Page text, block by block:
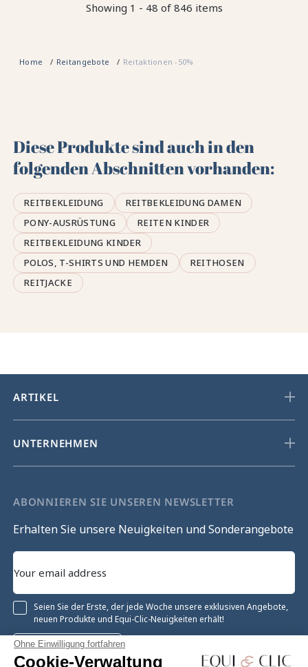
Ohne Einwilligung fortfahren
Cookie-Verwaltung
Showing 1 - 48 of 846 items
Home Reitangebote Reitaktionen -50%
Diese Produkte sind auch in den
folgenden Abschnitten vorhanden:
REITBEKLEIDUNG
REITBEKLEIDUNG DAMEN
PONY-AUSRÜSTUNG
REITEN KINDER
REITBEKLEIDUNG KINDER
POLOS, T-SHIRTS UND HEMDEN
REITHOSEN
REITJACKE
ARTIKEL
UNTERNEHMEN
ABONNIEREN SIE UNSEREN NEWSLETTER
Erhalten Sie unsere Neuigkeiten und Sonderangebote
Seien Sie der Erste, der jede Woche unsere exklusiven Angebote,
neuen Produkte und Equi-Clic-Neuigkeiten erhält!
Registrieren